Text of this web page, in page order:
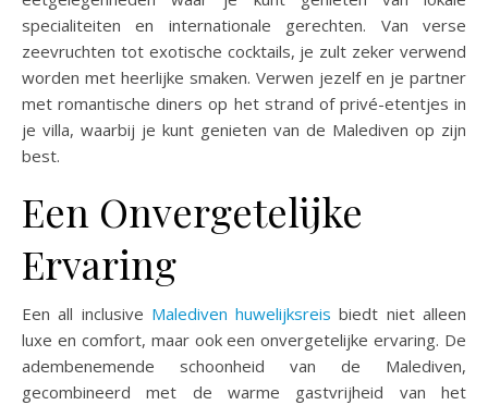
specialiteiten en internationale gerechten. Van verse
zeevruchten tot exotische cocktails, je zult zeker verwend
worden met heerlijke smaken. Verwen jezelf en je partner
met romantische diners op het strand of privé-etentjes in
je villa, waarbij je kunt genieten van de Malediven op zijn
best.
Een Onvergetelijke
Ervaring
Een all inclusive Malediven huwelijksreis biedt niet alleen
luxe en comfort, maar ook een onvergetelijke ervaring. De
adembenemende schoonheid van de Malediven,
gecombineerd met de warme gastvrijheid van het